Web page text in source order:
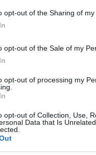
opt-out of the Sharing of my
opt-out of the Sale of my
opt-out of processing my
opt-out of Collection, Use,
Data that Is
do robô diante do
a complexidade de
mecânicos.
ao realizar uma
é autêntico? Para